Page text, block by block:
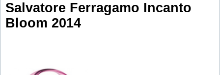
Salvatore Ferragamo Incanto
Bloom 2014